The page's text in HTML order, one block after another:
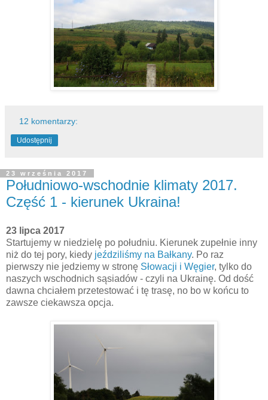
12 komentarzy:
Udostępnij
23 września 2017
Południowo-wschodnie klimaty 2017.
Część 1 - kierunek Ukraina!
23 lipca 2017
Startujemy w niedzielę po południu. Kierunek zupełnie inny
niż do tej pory, kiedy jeździliśmy na Bałkany. Po raz
pierwszy nie jedziemy w stronę Słowacji i Węgier, tylko do
naszych wschodnich sąsiadów - czyli na Ukrainę. Od dość
dawna chciałem przetestować i tę trasę, no bo w końcu to
zawsze ciekawsza opcja.